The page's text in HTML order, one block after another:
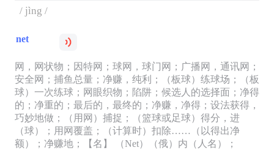
/ jìng /
net
网，网状物；因特网；球网，球门网；广播网，通讯网；
安全网；捕鱼总量；净赚，纯利；（板球）练球场；（板
球）一次练球；网眼织物；陷阱；候选人的选择面；净得
的；净重的；最后的，最终的；净赚，净得；设法获得，
巧妙地做；（用网）捕捉；（篮球或足球）得分，进
（球）；用网覆盖；（计算时）扣除……（以得出净
额）；净赚地；【名】 （Net）（俄）内（人名）；